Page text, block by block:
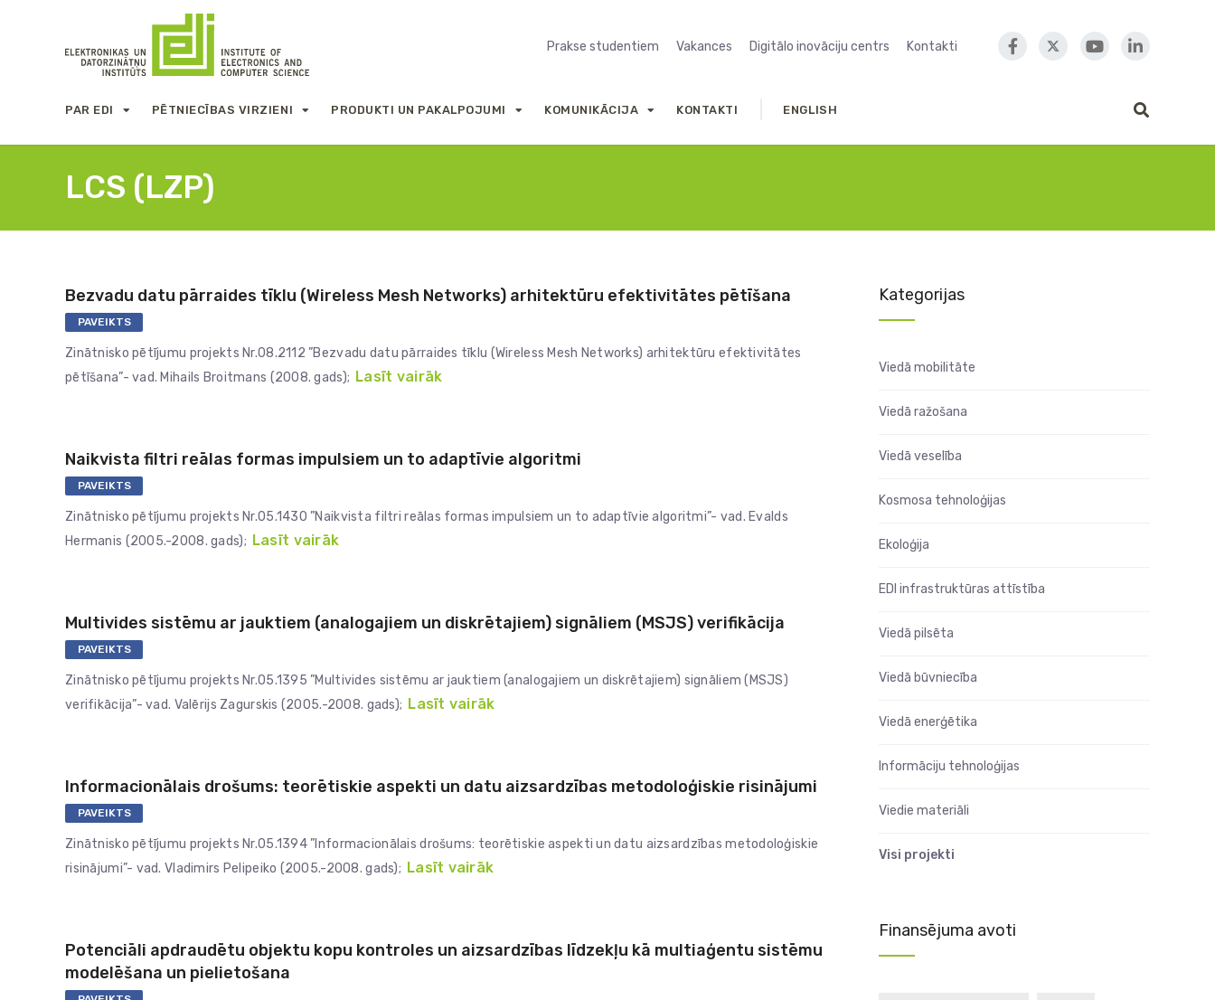
Prakse studentiem Vakances Digitālo inovāciju centrs Kontakti
PAR EDI PĒTNIECĪBAS VIRZIENI PRODUKTI UN PAKALPOJUMI KOMUNIKĀCIJA KONTAKTI ENGLISH
LCS (LZP)
Bezvadu datu pārraides tīklu (Wireless Mesh Networks) arhitektūru efektivitātes pētīšana
PAVEIKTS
Zinātnisko pētījumu projekts Nr.08.2112 ”Bezvadu datu pārraides tīklu (Wireless Mesh Networks) arhitektūru efektivitātes
pētīšana”- vad. Mihails Broitmans (2008. gads); Lasīt vairāk
Naikvista filtri reālas formas impulsiem un to adaptīvie algoritmi
PAVEIKTS
Zinātnisko pētījumu projekts Nr.05.1430 ”Naikvista filtri reālas formas impulsiem un to adaptīvie algoritmi”- vad. Evalds
Hermanis (2005.-2008. gads); Lasīt vairāk
Multivides sistēmu ar jauktiem (analogajiem un diskrētajiem) signāliem (MSJS) verifikācija
PAVEIKTS
Zinātnisko pētījumu projekts Nr.05.1395 ”Multivides sistēmu ar jauktiem (analogajiem un diskrētajiem) signāliem (MSJS)
verifikācija”- vad. Valērijs Zagurskis (2005.-2008. gads); Lasīt vairāk
Informacionālais drošums: teorētiskie aspekti un datu aizsardzības metodoloģiskie risinājumi
PAVEIKTS
Zinātnisko pētījumu projekts Nr.05.1394 ”Informacionālais drošums: teorētiskie aspekti un datu aizsardzības metodoloģiskie
risinājumi”- vad. Vladimirs Pelipeiko (2005.-2008. gads); Lasīt vairāk
Potenciāli apdraudētu objektu kopu kontroles un aizsardzības līdzekļu kā multiaģentu sistēmu
modelēšana un pielietošana
Kategorijas
Viedā mobilitāte
Viedā ražošana
Viedā veselība
Kosmosa tehnoloģijas
Ekoloģija
EDI infrastruktūras attīstība
Viedā pilsēta
Viedā būvniecība
Viedā enerģētika
Informāciju tehnoloģijas
Viedie materiāli
Visi projekti
Finansējuma avoti